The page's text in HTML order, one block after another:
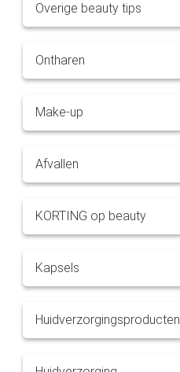
Overige beauty tips
Ontharen
Make-up
Afvallen
KORTING op beauty
Kapsels
Huidverzorgingsproducten